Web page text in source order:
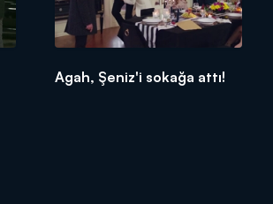
Agah, Şeniz'i sokağa attı!